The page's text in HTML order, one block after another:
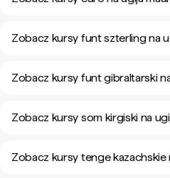
Zobacz kursy funt szterling na
Zobacz kursy funt gibraltarski
Zobacz kursy som kirgiski na
Zobacz kursy tenge kazachskie